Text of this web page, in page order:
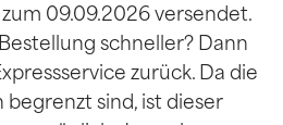
09.09.2026 versendet.
schneller? Dann
zurück. Da die
begrenzt sind, ist dieser